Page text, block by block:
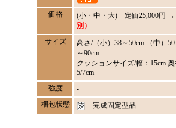
価格 (小・中・大) 定価25,000円 →
別）
サイズ
高さ/（小）38～50cm （中）
～90cm
クッションサイズ/幅：15cm 奥
5/7cm
強度
-
梱包状態
完成固定型品